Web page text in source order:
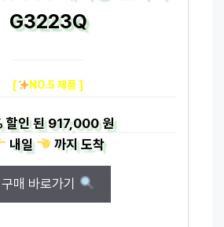
G3223Q
[ NO.5 제품 ]
할인 된917,000 원
내일
까지도착
구매 바로가기